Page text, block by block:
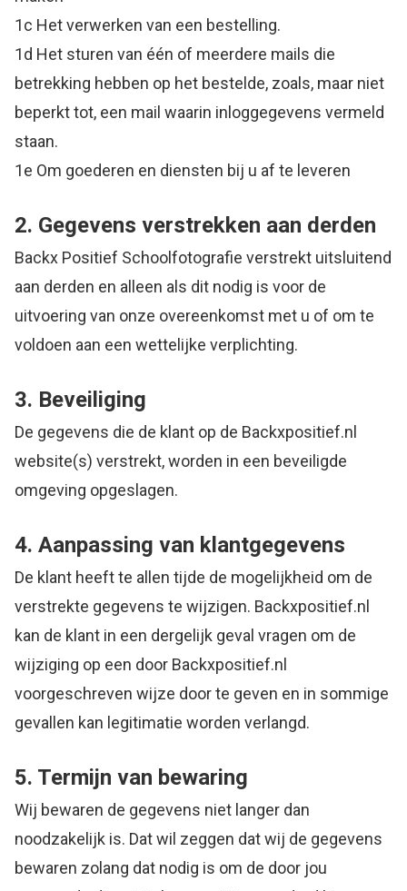
1c Het verwerken van een bestelling.
1d Het sturen van één of meerdere mails die
betrekking hebben op het bestelde, zoals, maar niet
beperkt tot, een mail waarin inloggegevens vermeld
staan.
1e Om goederen en diensten bij u af te leveren
2. Gegevens verstrekken aan derden
Backx Positief Schoolfotografie verstrekt uitsluitend
aan derden en alleen als dit nodig is voor de
uitvoering van onze overeenkomst met u of om te
voldoen aan een wettelijke verplichting.
3. Beveiliging
De gegevens die de klant op de Backxpositief.nl
website(s) verstrekt, worden in een beveiligde
omgeving opgeslagen.
4. Aanpassing van klantgegevens
De klant heeft te allen tijde de mogelijkheid om de
verstrekte gegevens te wijzigen. Backxpositief.nl
kan de klant in een dergelijk geval vragen om de
wijziging op een door Backxpositief.nl
voorgeschreven wijze door te geven en in sommige
gevallen kan legitimatie worden verlangd.
5. Termijn van bewaring
Wij bewaren de gegevens niet langer dan
noodzakelijk is. Dat wil zeggen dat wij de gegevens
bewaren zolang dat nodig is om de door jou